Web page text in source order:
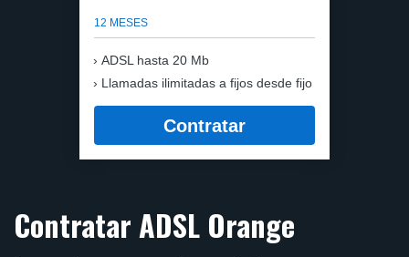
12 MESES
ADSL hasta 20 Mb
Llamadas ilimitadas a fijos desde fijo
Contratar
Contratar ADSL Orange